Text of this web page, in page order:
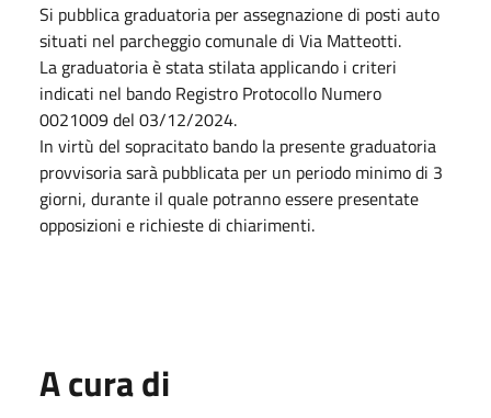
Si pubblica graduatoria per assegnazione di posti auto
situati nel parcheggio comunale di Via Matteotti.
La graduatoria è stata stilata applicando i criteri
indicati nel bando Registro Protocollo Numero
0021009 del 03/12/2024.
In virtù del sopracitato bando la presente graduatoria
provvisoria sarà pubblicata per un periodo minimo di 3
giorni, durante il quale potranno essere presentate
opposizioni e richieste di chiarimenti.
A cura di